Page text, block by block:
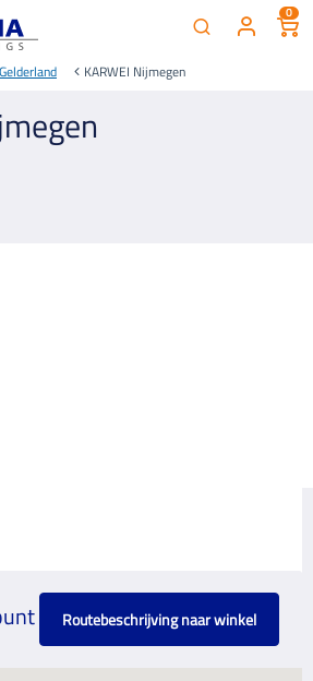
0
Gelderland KARWEI Nijmegen
Routebeschrijving naar winkel